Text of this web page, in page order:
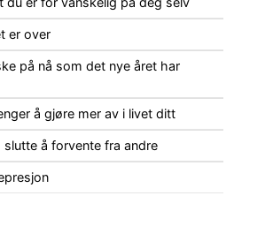
er over
på nå som det nye året har
å gjøre mer av i livet ditt
slutte å forvente fra andre